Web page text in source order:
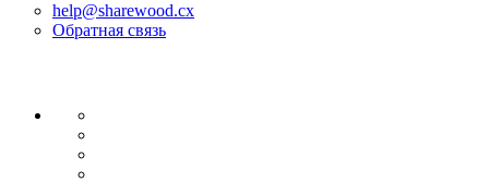
help@sharewood.cx
Обратная связь